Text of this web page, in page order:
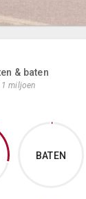
& baten
1 miljoen
BATEN